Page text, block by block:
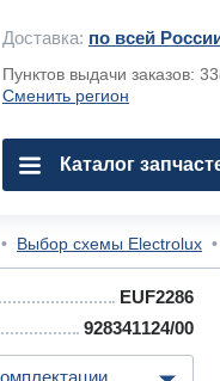
Доставка: по всей
Пунктов выдачи заказов:
Сменить регион
Каталог
• Выбор схемы Electrolux •
EUF2286
928341124/00